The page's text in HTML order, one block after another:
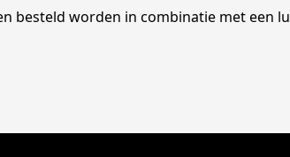
besteld worden in combinatie met een